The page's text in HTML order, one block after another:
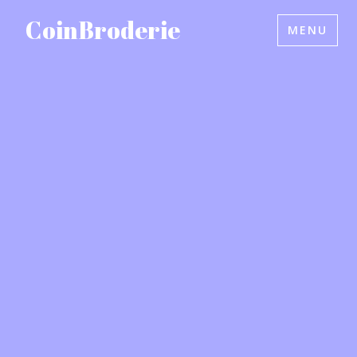
CoinBroderie MENU